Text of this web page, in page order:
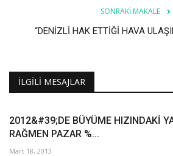
SONRAKI MAKALE
“DENİZLİ HAK ETTİĞİ HAVA
İLGILI MESAJLAR
2012&#39;DE BÜYÜME HIZINDAKİ
RAĞMEN PAZAR %...
Mart 18, 2013